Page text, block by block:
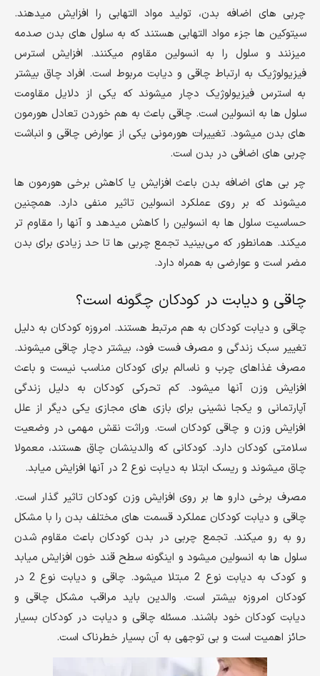
چربی های اضافه بدن، تولید مواد التهابی را افزایش میدهند.
سیتوکین ها جزء مواد التهابی هستند که به سلول های بدن صدمه
میزنند و سلول را به انسولین مقاوم میکنند. افزایش استرس
فیزیولوژیک به ارتباط چاقی و دیابت مربوط است. افراد چاق بیشتر
به استرس فیزیولوژیک دچار میشوند که یکی از دلایل مقاومت
سلول ها به انسولین است. چاقی باعث به هم خوردن تعادل هورمون
های بدن میشود. تغییرات هورمونی یکی از عوارض چاقی و انباشت
چربی های اضافی در بدن است.
چر بی های اضافه بدن باعث افزایش یا کاهش برخی هورمون ها
میشوند که بر روی عملکرد انسولین تاثیر منفی دارد. همچنین
حساسیت سلول ها به انسولین را کاهش میدهد و آنها را مقاوم تر
میکند. همانطور که می‌بینید تجمع چربی ها تا حد زیادی برای بدن
مضر است و عوارضی به همراه دارد.
چاقی و دیابت در کودکان چگونه است؟
چاقی و دیابت کودکان به هم مرتبط هستند. امروزه کودکان به دلیل
تغییر سبک زندگی و مصرف فست فود، بیشتر دچار چاقی میشوند.
مصرف غذاهای چرب و ناسالم برای کودکان مناسب نیست و باعث
افزایش وزن آنها میشود. کم تحرکی کودکان به دلیل زندگی
آپارتمانی و یکجا نشینی برای بازی های مجازی یکی دیگر از علل
افزایش وزن و چاقی کودکان است. وراثت نقش مهمی در وضعیت
سلامتی کودکان دارد. کودکانی که والدینشان چاق هستند، معمولا
چاق میشوند و ریسک ابتلا به دیابت نوع 2 در آنها افزایش میابد.
مصرف برخی دارو ها بر روی افزایش وزن کودکان تاثیر گذار است.
چاقی و دیابت کودکان عملکرد قسمت های مختلف بدن را با مشکل
رو به رو میکند. تجمع چربی در بدن کودکان باعث مقاوم شدن
سلول ها به انسولین میشود و اینگونه سطح قند خون افزایش میابد
و کودک به دیابت نوع 2 مبتلا میشود. چاقی و دیابت نوع 2 در
کودکان امروزه بیشتر است. والدین باید مراقب مشکل چاقی و
دیابت کودکان خود باشند. مسئله چاقی و دیابت در کودکان بسیار
حائز اهمیت است و بی توجهی به آن بسیار خطرناک است.